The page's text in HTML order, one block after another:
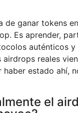
de ganar tokens
Es aprender,
auténticos
airdrops reales
haber estado ahí,
el